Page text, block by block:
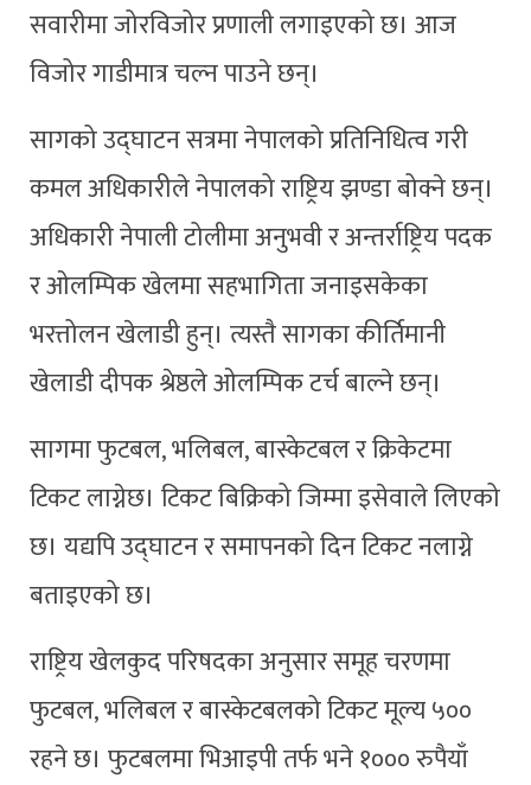
सवारीमा जोरविजोर प्रणाली लगाइएको छ। आज
विजोर गाडीमात्र चल्न पाउने छन्।
सागको उद्घाटन सत्रमा नेपालको प्रतिनिधित्व गरी
कमल अधिकारीले नेपालको राष्ट्रिय झण्डा बोक्ने छन्।
अधिकारी नेपाली टोलीमा अनुभवी र अन्तर्राष्ट्रिय पदक
र ओलम्पिक खेलमा सहभागिता जनाइसकेका
भरत्तोलन खेलाडी हुन्। त्यस्तै सागका कीर्तिमानी
खेलाडी दीपक श्रेष्ठले ओलम्पिक टर्च बाल्ने छन्।
सागमा फुटबल, भलिबल, बास्केटबल र क्रिकेटमा
टिकट लाग्नेछ। टिकट बिक्रिको जिम्मा इसेवाले लिएको
छ। यद्यपि उद्घाटन र समापनको दिन टिकट नलाग्ने
बताइएको छ।
राष्ट्रिय खेलकुद परिषदका अनुसार समूह चरणमा
फुटबल, भलिबल र बास्केटबलको टिकट मूल्य ५००
रहने छ। फुटबलमा भिआइपी तर्फ भने १००० रुपैयाँ